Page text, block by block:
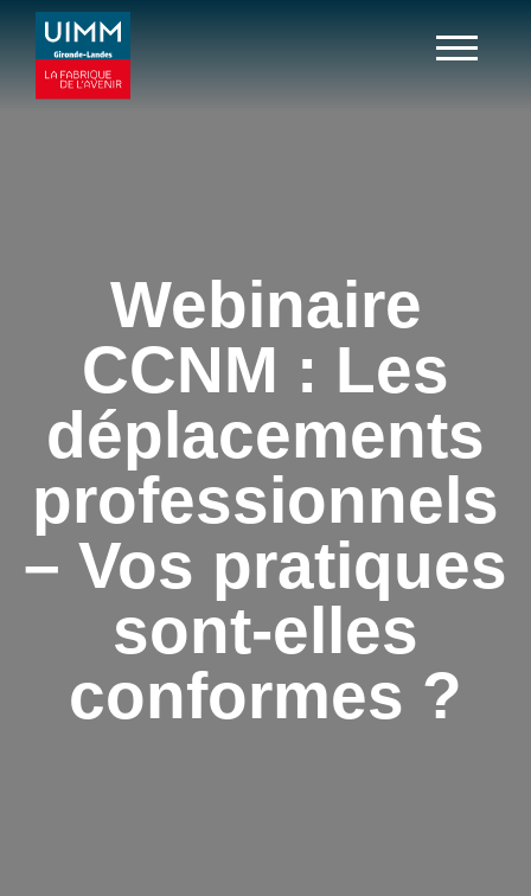
Webinaire
CCNM : Les
déplacements
professionnels
– Vos pratiques
sont-elles
conformes ?